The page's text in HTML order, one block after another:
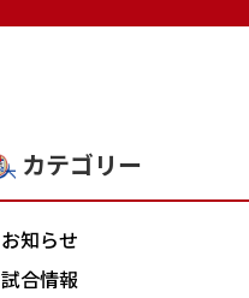
カテゴリー
お知らせ
試合情報